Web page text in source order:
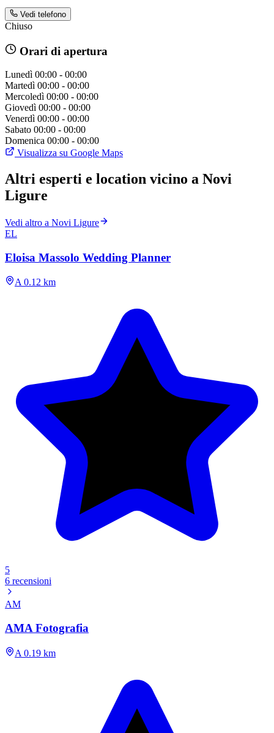
Vedi telefono
Chiuso
Orari di apertura
Lunedì 00:00 - 00:00
Martedì 00:00 - 00:00
Mercoledì 00:00 - 00:00
Giovedì 00:00 - 00:00
Venerdì 00:00 - 00:00
Sabato 00:00 - 00:00
Domenica 00:00 - 00:00
Visualizza su Google Maps
Altri esperti e location vicino a Novi
Ligure
Vedi altro a Novi Ligure
EL
Eloisa Massolo Wedding Planner
A 0.12 km
5
6 recensioni
AM
AMA Fotografia
A 0.19 km